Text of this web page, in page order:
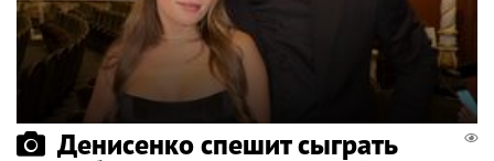
Денисенко спешит сыграть